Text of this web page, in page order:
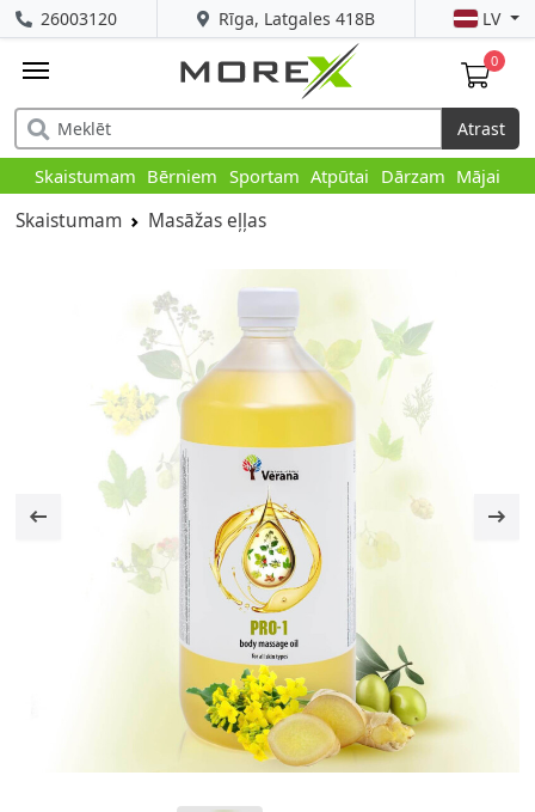
Rīga, Latgales 418B
26003120 LV
0
Atrast
Skaistumam Bērniem Sportam Atpūtai Dārzam Mājai
Skaistumam Masāžas eļļas